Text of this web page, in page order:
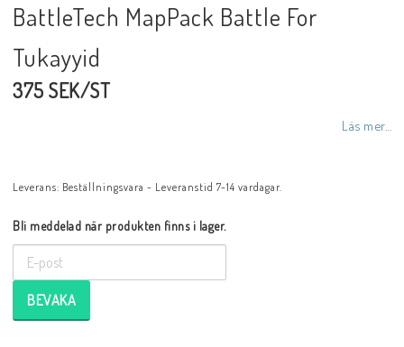
BattleTech MapPack Battle For
Tukayyid
375 SEK/ST
Läs mer...
Leverans: Beställningsvara - Leveranstid 7-14 vardagar.
Bli meddelad när produkten finns i lager.
BEVAKA